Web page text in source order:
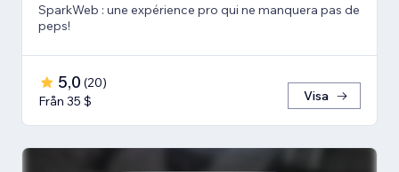
SparkWeb : une expérience pro qui ne manquera pas de
peps!
5,0 (20)
Från 35 $
Visa